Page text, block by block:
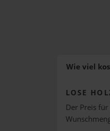
Wie viel
LOSE
Der Preis